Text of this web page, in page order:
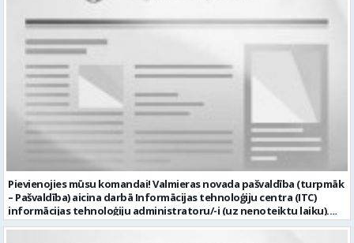
Pievienojies mūsu komandai! Valmieras novada pašvaldība (turpmāk
– Pašvaldība) aicina darbā Informācijas tehnoloģiju centra (ITC)
informācijas tehnoloģiju administratoru/-i (uz nenoteiktu laiku).
Darba vieta: Rūjienas un Naukšēnu apvienību teritorijās Ja Tev ir